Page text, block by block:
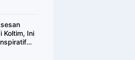
Koltim, Ini